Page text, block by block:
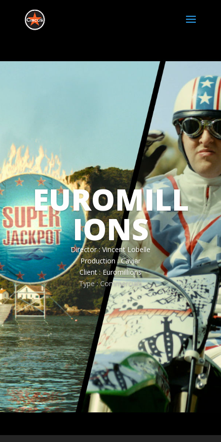
EUROMILL
IONS
Director : Vincent Lobelle
Production : Caviar
Client : Euromillions
Type : Commercials